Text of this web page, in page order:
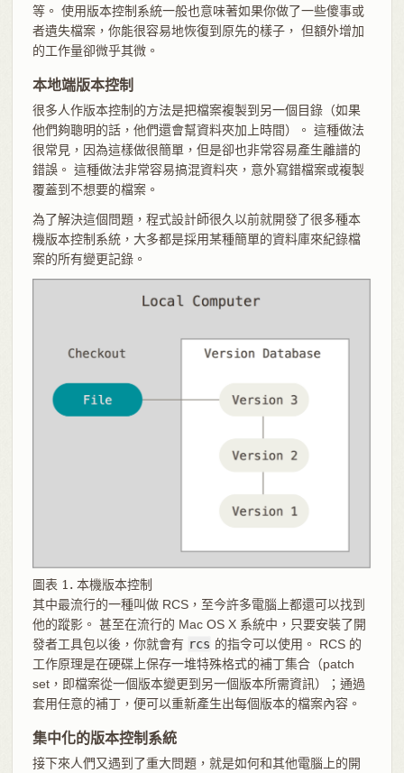
等。 使用版本控制系統一般也意味著如果你做了一些傻事或
者遺失檔案，你能很容易地恢復到原先的樣子， 但額外增加
的工作量卻微乎其微。
本地端版本控制
很多人作版本控制的方法是把檔案複製到另一個目錄（如果
他們夠聰明的話，他們還會幫資料夾加上時間）。 這種做法
很常見，因為這樣做很簡單，但是卻也非常容易產生離譜的
錯誤。 這種做法非常容易搞混資料夾，意外寫錯檔案或複製
覆蓋到不想要的檔案。
為了解決這個問題，程式設計師很久以前就開發了很多種本
機版本控制系統，大多都是採用某種簡單的資料庫來紀錄檔
案的所有變更記錄。
圖表 1. 本機版本控制
其中最流行的一種叫做 RCS，至今許多電腦上都還可以找到
他的蹤影。 甚至在流行的 Mac OS X 系統中，只要安裝了開
發者工具包以後，你就會有 rcs 的指令可以使用。 RCS 的
工作原理是在硬碟上保存一堆特殊格式的補丁集合（patch
set，即檔案從一個版本變更到另一個版本所需資訊）；通過
套用任意的補丁，便可以重新產生出每個版本的檔案內容。
集中化的版本控制系統
接下來人們又遇到了重大問題，就是如何和其他電腦上的開